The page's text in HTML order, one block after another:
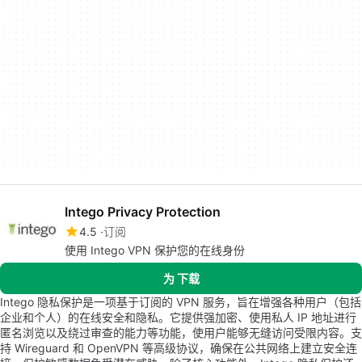
Intego Privacy Protection
4.5 订阅
使用 Intego VPN 保护您的在线身份
为 下载
Intego 隐私保护是一项基于订阅的 VPN 服务，旨在增强各种用户（包括
企业和个人）的在线安全和隐私。它提供强加密、使用私人 IP 地址进行
匿名浏览以及绕过审查的能力等功能，使用户能够无缝访问受限内容。支
持 Wireguard 和 OpenVPN 等高级协议，确保在公共网络上建立安全连